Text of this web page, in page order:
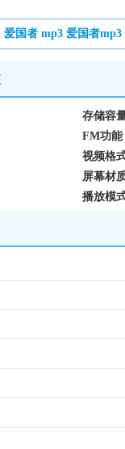
爱国者 mp3 爱国者mp3
存储容
FM功能
视频格
屏幕材
播放模